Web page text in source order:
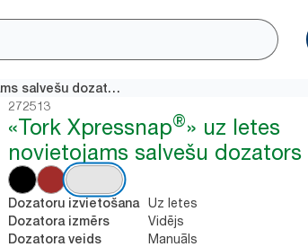
«Tork Xpressnap®» uz letes novietojams salvešu dozators
272513
«Tork Xpressnap®» uz letes
novietojams salvešu dozators
Dozatoru izvietošana Uz letes
Dozatora izmērs Vidējs
Dozatora veids
Manuāls